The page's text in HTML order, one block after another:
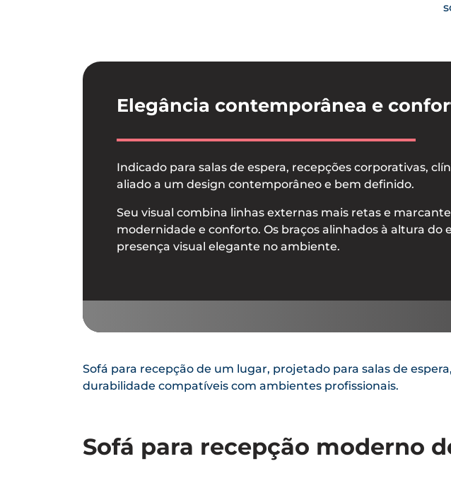
Elegância contemporânea e
Indicado para salas de espera, recepções corporativas,
aliado a um design contemporâneo e bem definido.
Seu visual combina linhas externas mais retas e
modernidade e conforto. Os braços alinhados à altura
presença visual elegante no ambiente.
Sofá para recepção de um lugar, projetado para salas de
durabilidade compatíveis com ambientes profissionais.
Sofá para recepção moderno